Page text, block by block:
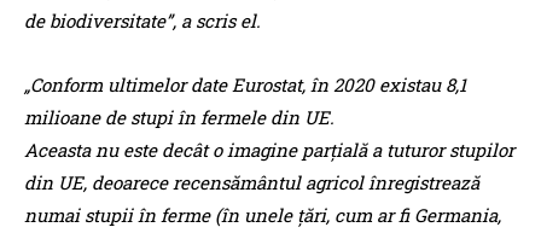
de biodiversitate”, a scris el.
„Conform ultimelor date Eurostat, în 2020 existau 8,1
milioane de stupi în fermele din UE.
Aceasta nu este decât o imagine parțială a tuturor stupilor
din UE, deoarece recensământul agricol înregistrează
numai stupii în ferme (în unele țări, cum ar fi Germania,